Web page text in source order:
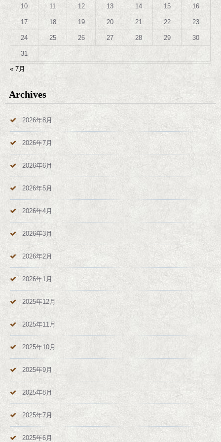
10 11 12 13 14 15 16
17 18 19 20 21 22 23
24 25 26 27 28 29 30
31
« 7月
Archives
2026年8月
2026年7月
2026年6月
2026年5月
2026年4月
2026年3月
2026年2月
2026年1月
2025年12月
2025年11月
2025年10月
2025年9月
2025年8月
2025年7月
2025年6月